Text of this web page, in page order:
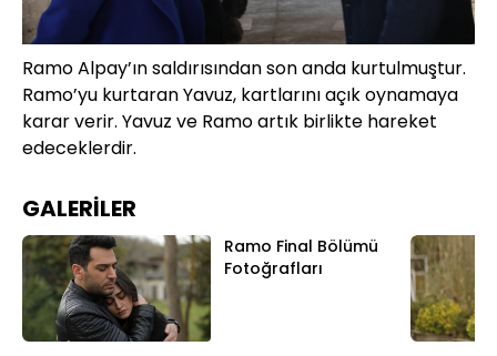
Ramo Alpay’ın saldırısından son anda kurtulmuştur.
Ramo’yu kurtaran Yavuz, kartlarını açık oynamaya
karar verir. Yavuz ve Ramo artık birlikte hareket
edeceklerdir.
GALERİLER
Ramo Final Bölümü
Fotoğrafları